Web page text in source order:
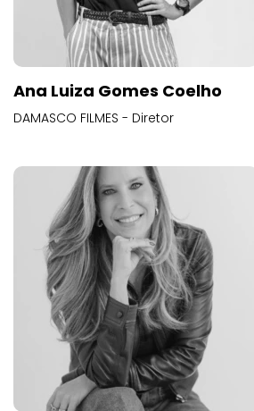
Ana Luiza Gomes Coelho
DAMASCO FILMES - Diretor